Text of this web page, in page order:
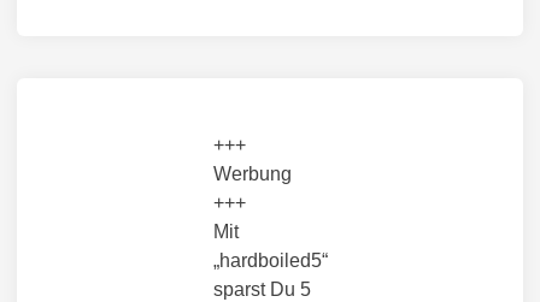
+++
Werbung
+++
Mit
„hardboiled5“
sparst Du 5